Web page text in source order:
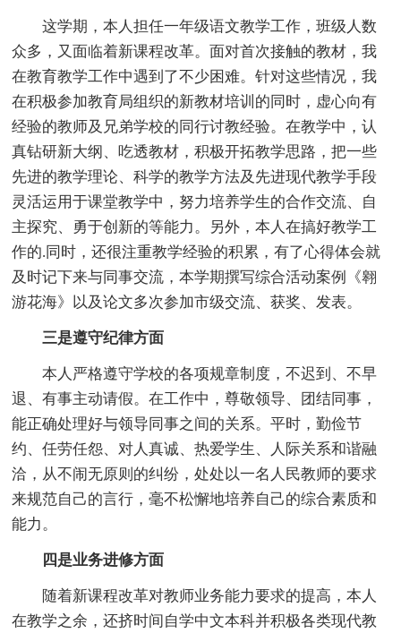
这学期，本人担任一年级语文教学工作，班级人数
众多，又面临着新课程改革。面对首次接触的教材，我
在教育教学工作中遇到了不少困难。针对这些情况，我
在积极参加教育局组织的新教材培训的同时，虚心向有
经验的教师及兄弟学校的同行讨教经验。在教学中，认
真钻研新大纲、吃透教材，积极开拓教学思路，把一些
先进的教学理论、科学的教学方法及先进现代教学手段
灵活运用于课堂教学中，努力培养学生的合作交流、自
主探究、勇于创新的等能力。另外，本人在搞好教学工
作的.同时，还很注重教学经验的积累，有了心得体会就
及时记下来与同事交流，本学期撰写综合活动案例《翱
游花海》以及论文多次参加市级交流、获奖、发表。
三是遵守纪律方面
本人严格遵守学校的各项规章制度，不迟到、不早
退、有事主动请假。在工作中，尊敬领导、团结同事，
能正确处理好与领导同事之间的关系。平时，勤俭节
约、任劳任怨、对人真诚、热爱学生、人际关系和谐融
洽，从不闹无原则的纠纷，处处以一名人民教师的要求
来规范自己的言行，毫不松懈地培养自己的综合素质和
能力。
四是业务进修方面
随着新课程改革对教师业务能力要求的提高，本人
在教学之余，还挤时间自学中文本科并积极各类现代教